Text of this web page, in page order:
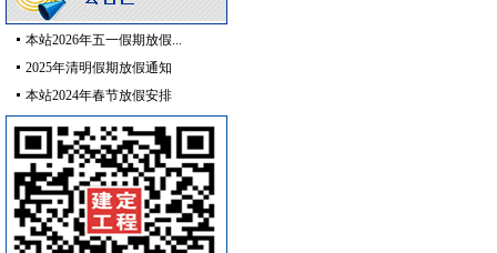
油漆涂料 [采购中]
砂石 [采购中]
防水防腐 [采购中]
空调设备 [采购中]
油漆涂料
[采购中]
石英灯 [采购中]
陶瓷制品 [采购中]
光源灯具 [采购中]
安全防范 [采购中]
本站2026年五一假期放假...
2025年清明假期放假通知
本站2024年春节放假安排